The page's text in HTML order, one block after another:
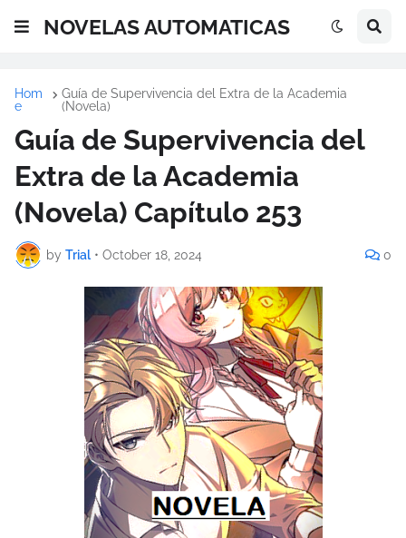
NOVELAS AUTOMATICAS
Hom
e
Guía de Supervivencia del Extra de la Academia
(Novela)
Guía de Supervivencia del
Extra de la Academia
(Novela) Capítulo 253
by Trial • October 18, 2024 0